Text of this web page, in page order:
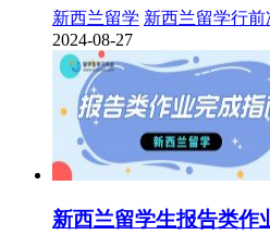
新西兰留学 新西兰留学行前
2024-08-27
新西兰留学生报告类作